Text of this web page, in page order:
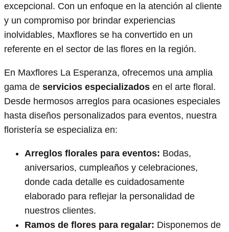
excepcional. Con un enfoque en la atención al cliente
y un compromiso por brindar experiencias
inolvidables, Maxflores se ha convertido en un
referente en el sector de las flores en la región.
En Maxflores La Esperanza, ofrecemos una amplia
gama de servicios especializados en el arte floral.
Desde hermosos arreglos para ocasiones especiales
hasta diseños personalizados para eventos, nuestra
floristería se especializa en:
Arreglos florales para eventos: Bodas,
aniversarios, cumpleaños y celebraciones,
donde cada detalle es cuidadosamente
elaborado para reflejar la personalidad de
nuestros clientes.
Ramos de flores para regalar: Disponemos de